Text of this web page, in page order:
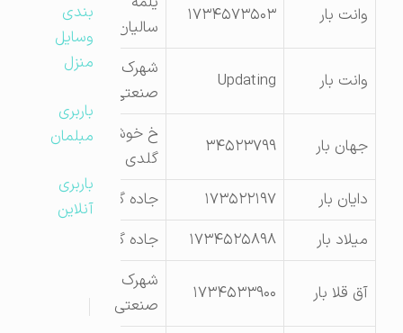
وانت بار ۱۷۳۴۵۷۳۵۰۳
سالیان
وانت بار Updating
شهرک
صنعتی
جهان بار ۳۴۵۲۳۷۹۹
خ خوش
گلدی
دایان بار
۱۷۳۵۲۲۱۹۷
جاده گنبد
میلاد بار
۱۷۳۴۵۲۵۸۹۸ جاده گنبد
آق قلا بار ۱۷۳۴۵۳۳۹۰۰
شهرک
صنعتی
بندی
وسایل
منزل
باربری
مبلمان
باربری
آنلاین